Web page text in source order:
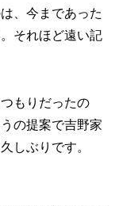
、今まであった
それほど遠い記
もりだったの
の提案で吉野家
しぶりです。